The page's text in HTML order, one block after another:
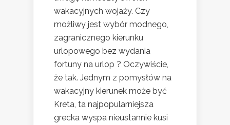
wakacyjnych wojaży. Czy
możliwy jest wybór modnego,
zagranicznego kierunku
urlopowego bez wydania
fortuny na urlop ? Oczywiście,
że tak. Jednym z pomysłów na
wakacyjny kierunek może być
Kreta, ta najpopularniejsza
grecka wyspa nieustannie kusi